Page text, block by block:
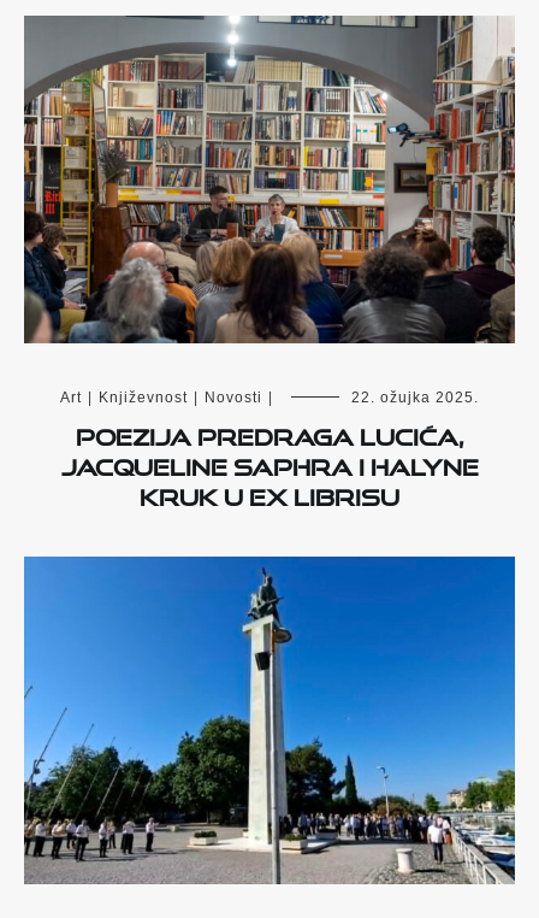
Art Književnost Novosti 22. ožujka 2025.
Poezija Predraga Lucića,
Jacqueline Saphra i Halyne
Kruk u Ex librisu